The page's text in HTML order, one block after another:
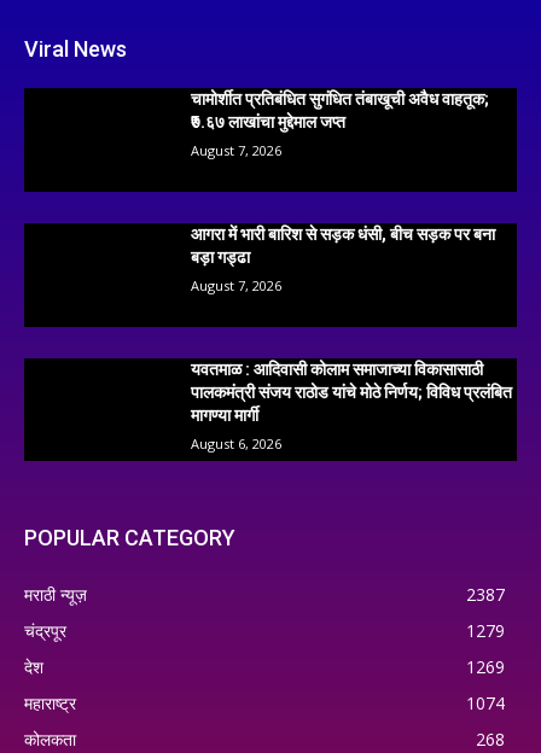
Viral News
चामोर्शीत प्रतिबंधित सुगंधित तंबाखूची अवैध वाहतूक;
₹७.६७ लाखांचा मुद्देमाल जप्त
August 7, 2026
आगरा में भारी बारिश से सड़क धंसी, बीच सड़क पर बना
बड़ा गड्ढा
August 7, 2026
यवतमाळ : आदिवासी कोलाम समाजाच्या विकासासाठी
पालकमंत्री संजय राठोड यांचे मोठे निर्णय; विविध प्रलंबित
मागण्या मार्गी
August 6, 2026
POPULAR CATEGORY
मराठी न्यूज़
2387
चंद्रपूर
1279
देश
1269
महाराष्ट्र
1074
कोलकता
268